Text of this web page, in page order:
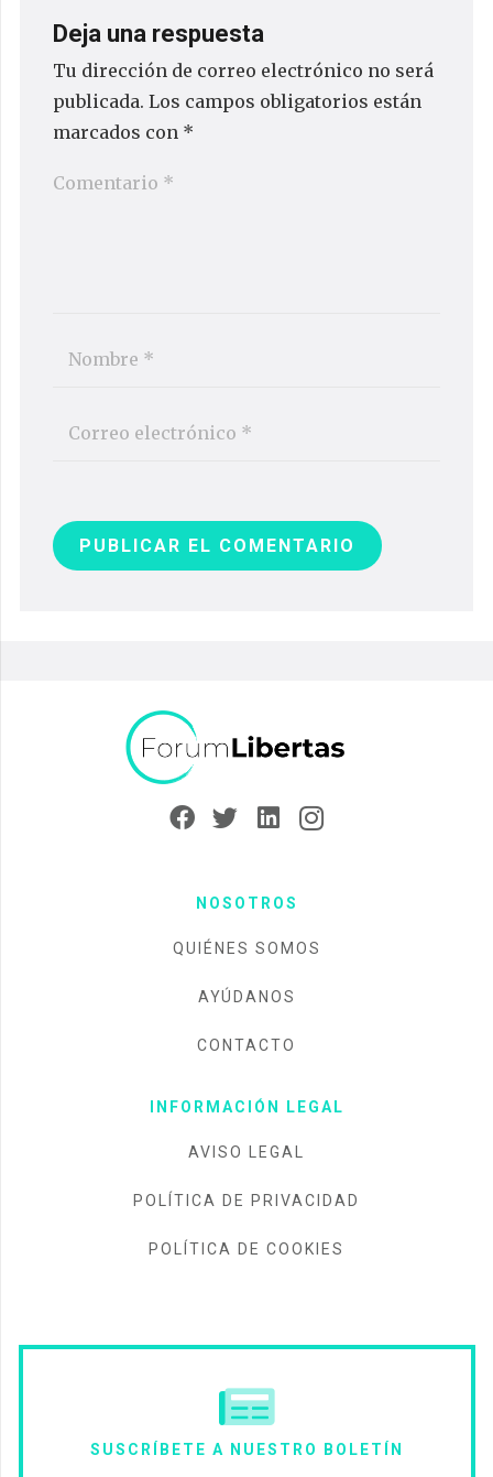
Deja una respuesta
Tu dirección de correo electrónico no será
publicada. Los campos obligatorios están
marcados con *
PUBLICAR EL COMENTARIO
NOSOTROS
QUIÉNES SOMOS
AYÚDANOS
CONTACTO
INFORMACIÓN LEGAL
AVISO LEGAL
POLÍTICA DE PRIVACIDAD
POLÍTICA DE COOKIES
SUSCRÍBETE A NUESTRO BOLETÍN